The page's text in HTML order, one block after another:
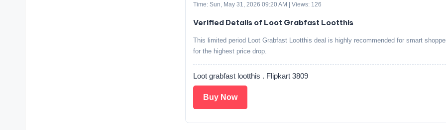
Time: Sun, May 31, 2026 09:20 AM | Views: 126
Verified Details of Loot Grabfast Lootthis
This limited period Loot Grabfast Lootthis deal is highly recommended for smart
for the highest price drop.
Loot grabfast lootthis . Flipkart 3809
Buy Now